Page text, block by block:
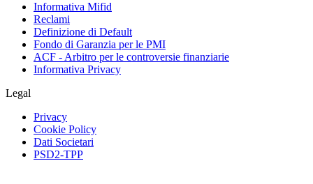
Informativa Mifid
Reclami
Definizione di Default
Fondo di Garanzia per le PMI
ACF - Arbitro per le controversie finanziarie
Informativa Privacy
Legal
Privacy
Cookie Policy
Dati Societari
PSD2-TPP